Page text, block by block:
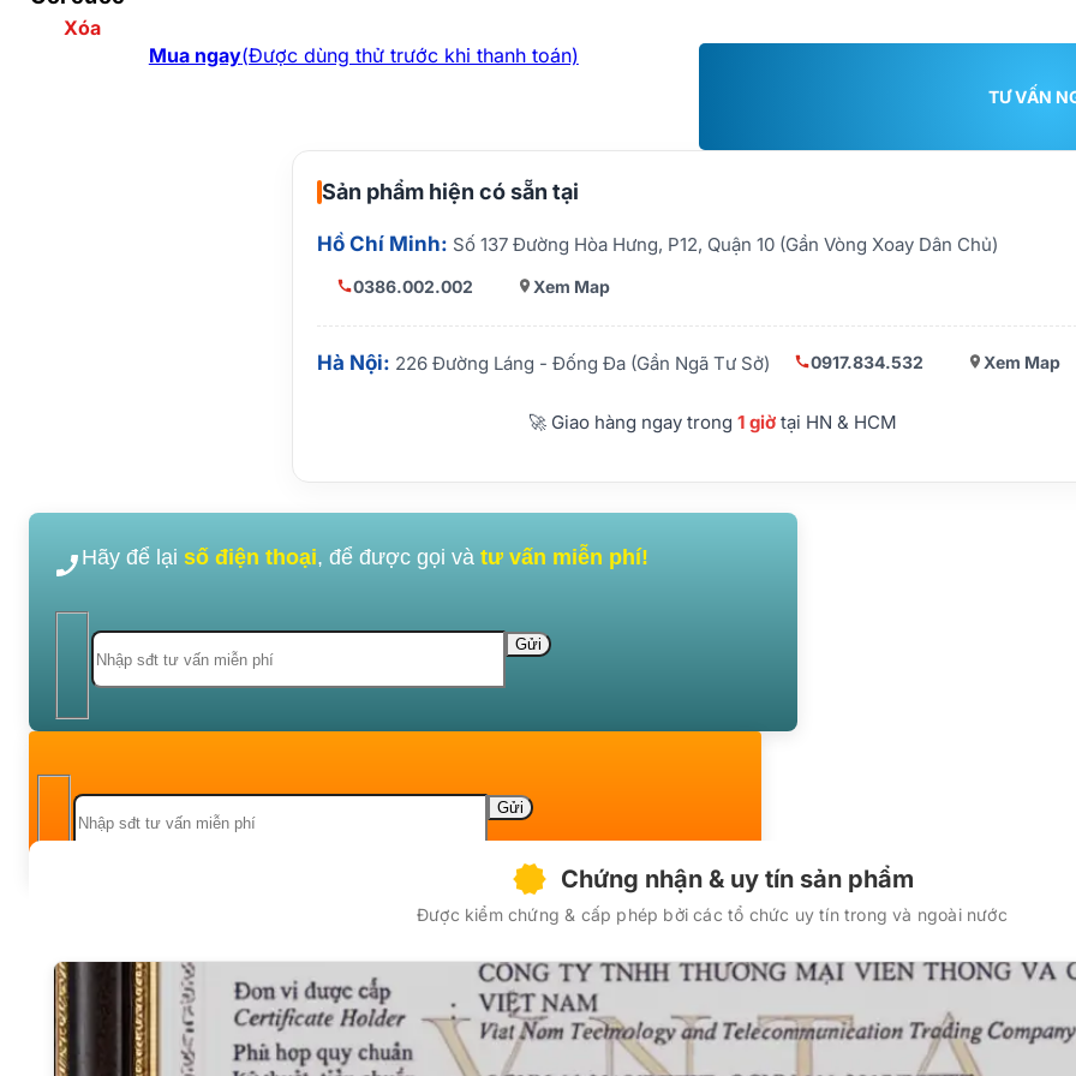
Xóa
Mua ngay(Được dùng thử trước khi thanh toán)
TƯ VẤN
Sản phẩm hiện có sẵn tại
Hồ Chí Minh: Số 137 Đường Hòa Hưng, P12, Quận 10 (Gần Vòng Xoay Dân Chủ)
0386.002.002 Xem Map
Hà Nội: 226 Đường Láng - Đống Đa (Gần Ngã Tư Sở) 0917.834.532 Xem Map
🚀 Giao hàng ngay trong 1 giờtại HN & HCM
Hãy để lại số điện thoại, để được gọi và tư vấn miễn phí!
Chứng nhận & uy tín sản phẩm
Được kiểm chứng & cấp phép bởi các tổ chức uy tín trong và ngoài nước